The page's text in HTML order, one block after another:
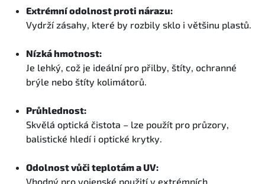
Extrémní odolnost proti nárazu:
Vydrží zásahy, které by rozbily sklo i většinu plastů.
Nízká hmotnost:
Je lehký, což je ideální pro přilby, štíty, ochranné
brýle nebo štíty kolimátorů.
Průhlednost:
Skvělá optická čistota – lze použít pro průzory,
balistické hledí i optické krytky.
Odolnost vůči teplotám a UV:
Vhodný pro vojenské použití v extrémních